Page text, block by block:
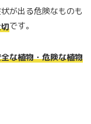
が出る危険なものも
です。
な植物・危険な植物